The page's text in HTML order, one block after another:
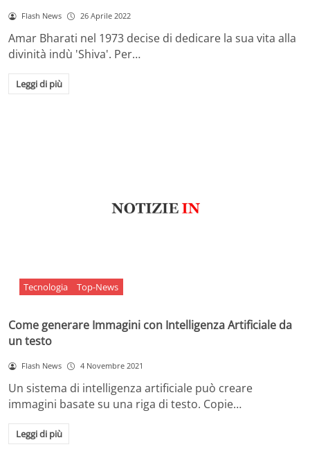
Flash News 26 Aprile 2022
Amar Bharati nel 1973 decise di dedicare la sua vita alla
divinità indù 'Shiva'. Per…
Leggi di più
Tecnologia Top-News
Come generare Immagini con Intelligenza Artificiale da
un testo
Flash News 4 Novembre 2021
Un sistema di intelligenza artificiale può creare
immagini basate su una riga di testo. Copie…
Leggi di più